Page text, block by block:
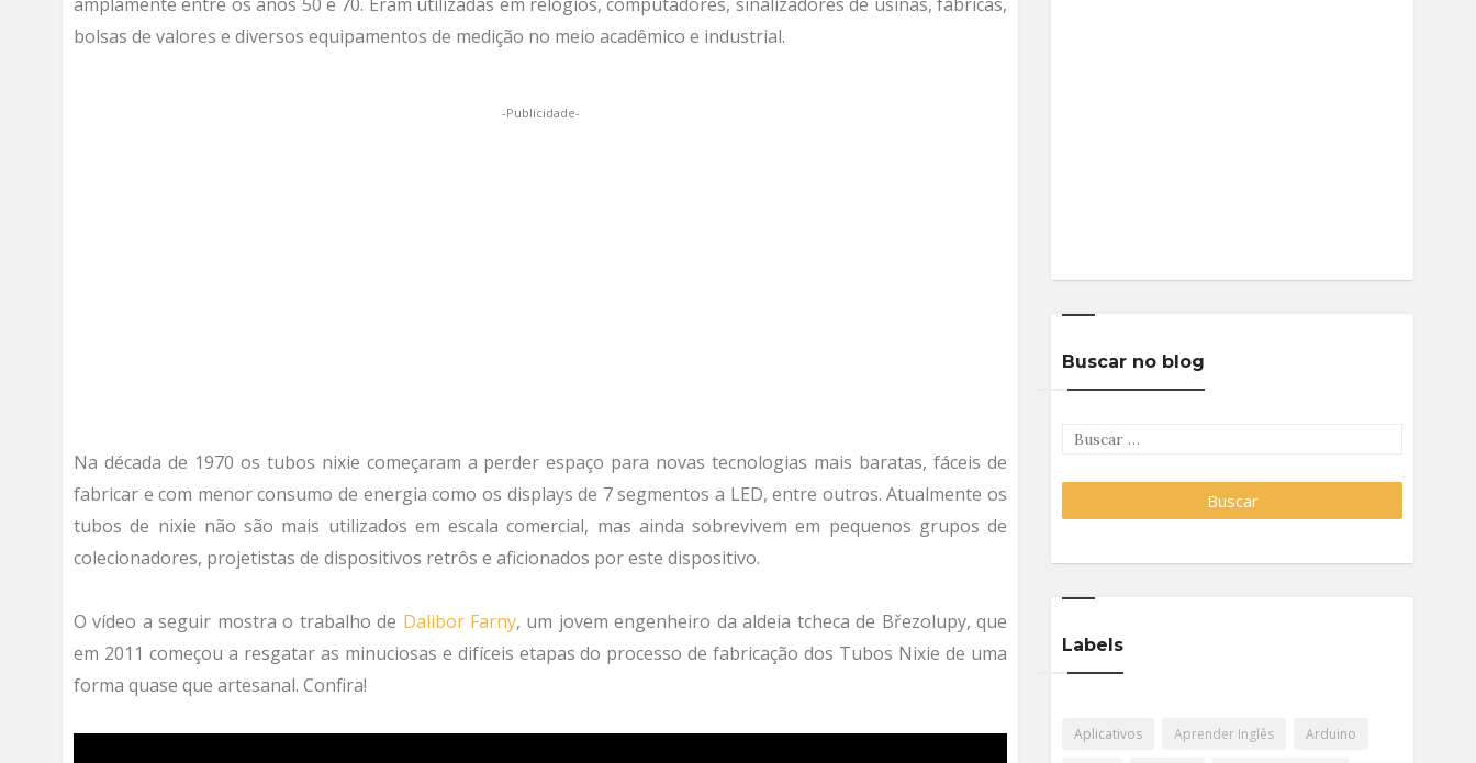
bolsas de valores e diversos equipamentos de medição no meio acadêmico e industrial.
-Publicidade-
Na década de 1970 os tubos nixie começaram a perder espaço para novas tecnologias mais baratas, fáceis de
fabricar e com menor consumo de energia como os displays de 7 segmentos a LED, entre outros. Atualmente os
tubos de nixie não são mais utilizados em escala comercial, mas ainda sobrevivem em pequenos grupos de
colecionadores, projetistas de dispositivos retrôs e aficionados por este dispositivo.
O vídeo a seguir mostra o trabalho de Dalibor Farny, um jovem engenheiro da aldeia tcheca de Březolupy, que
em 2011 começou a resgatar as minuciosas e difíceis etapas do processo de fabricação dos Tubos Nixie de uma
forma quase que artesanal. Confira!
Buscar no blog
Labels
Aplicativos Aprender Inglês Arduino